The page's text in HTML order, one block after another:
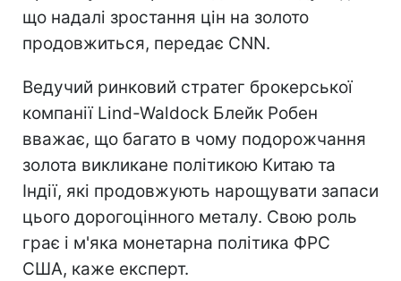
що надалі зростання цін на золото
продовжиться, передає CNN.
Ведучий ринковий стратег брокерської
компанії Lind-Waldock Блейк Робен
вважає, що багато в чому подорожчання
золота викликане політикою Китаю та
Індії, які продовжують нарощувати запаси
цього дорогоцінного металу. Свою роль
грає і м'яка монетарна політика ФРС
США, каже експерт.